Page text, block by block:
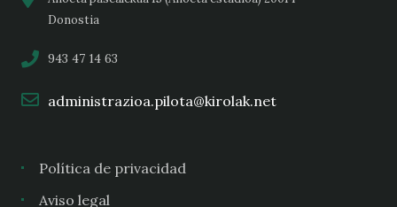
Donostia
943 47 14 63
administrazioa.pilota@kirolak.net
Política de privacidad
Aviso legal